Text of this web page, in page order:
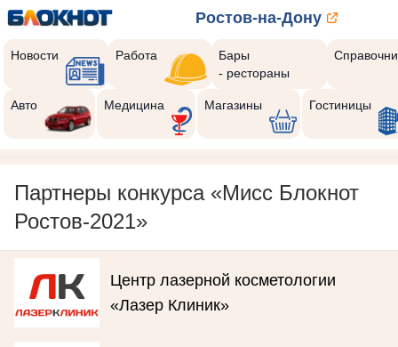
Ростов-на-Дону
Новости Работа
Бары
- рестораны
Авто Медицина Магазины Гостиницы
Партнеры конкурса «Мисс Блокнот
Ростов-2021»
Центр лазерной косметологии
«Лазер Клиник»
8
Реклама закроется через: